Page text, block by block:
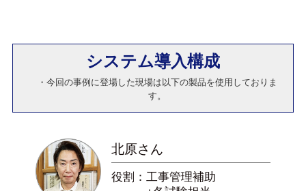
システム導入構成
・今回の事例に登場した現場は以下の製品を使用しておりま
す。
北原さん
役割：工事管理補助